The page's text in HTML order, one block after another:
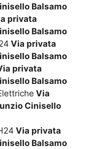
Balsamo
privata
Balsamo
Via privata
Balsamo
privata
Balsamo
Via
Cinisello
Via privata
Balsamo